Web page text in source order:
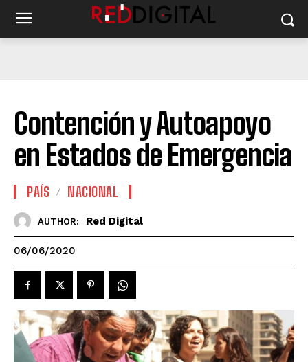
Contención y Autoapoyo
en Estados de Emergencia
PAÍS NACIONAL
AUTHOR: Red Digital
06/06/2020